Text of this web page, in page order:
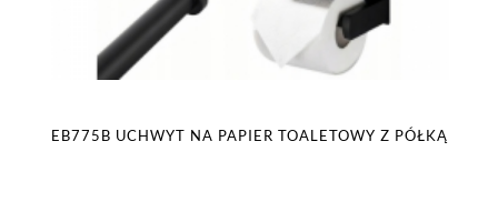
EB775B UCHWYT NA PAPIER TOALETOWY Z PÓŁKĄ